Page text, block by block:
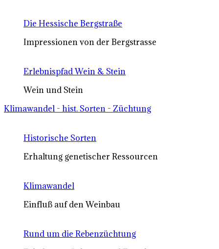
Die Hessische Bergstraße
Impressionen von der Bergstrasse
Erlebnispfad Wein & Stein
Wein und Stein
Klimawandel - hist. Sorten - Züchtung
Historische Sorten
Erhaltung genetischer Ressourcen
Klimawandel
Einfluß auf den Weinbau
Rund um die Rebenzüchtung